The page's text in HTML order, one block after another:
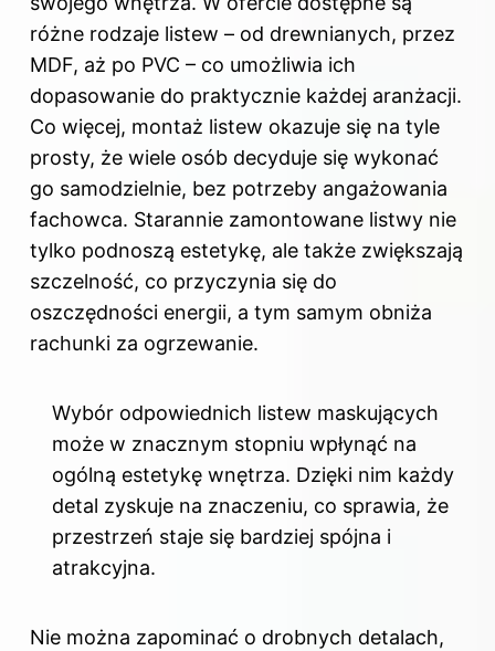
różne rodzaje listew – od drewnianych, przez
MDF, aż po PVC – co umożliwia ich
dopasowanie do praktycznie każdej aranżacji.
Co więcej, montaż listew okazuje się na tyle
prosty, że wiele osób decyduje się wykonać
go samodzielnie, bez potrzeby angażowania
fachowca. Starannie zamontowane listwy nie
tylko podnoszą estetykę, ale także zwiększają
szczelność, co przyczynia się do
oszczędności energii, a tym samym obniża
rachunki za ogrzewanie.
Wybór odpowiednich listew maskujących
może w znacznym stopniu wpłynąć na
ogólną estetykę wnętrza. Dzięki nim każdy
detal zyskuje na znaczeniu, co sprawia, że
przestrzeń staje się bardziej spójna i
atrakcyjna.
Nie można zapominać o drobnych detalach,